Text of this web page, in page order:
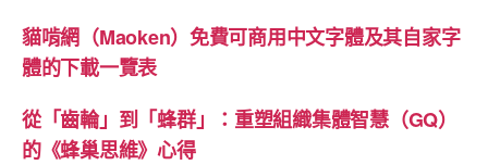
貓啃網（Maoken）免費可商用中文字體及其自家字
體的下載一覽表
從「齒輪」到「蜂群」：重塑組織集體智慧（GQ）
的《蜂巢思維》心得